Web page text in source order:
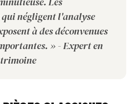
négligent l'analyse
à des déconvenues
» - Expert en